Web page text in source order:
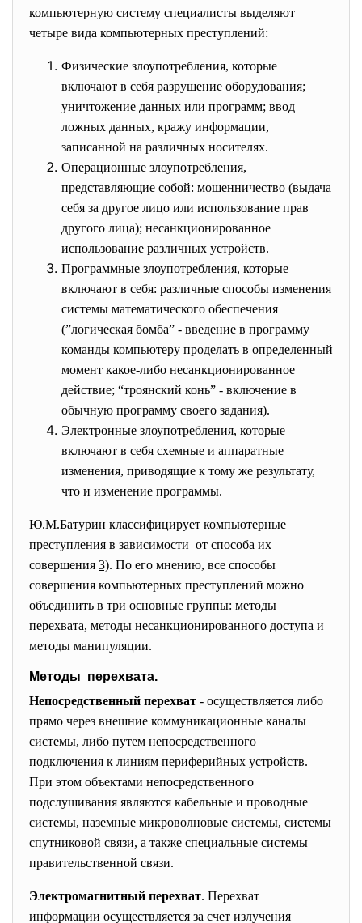
компьютерную систему специалисты выделяют
четыре вида компьютерных преступлений:
Физические злоупотребления, которые
включают в себя разрушение оборудования;
уничтожение данных или программ; ввод
ложных данных, кражу информации,
записанной на различных носителях.
Операционные злоупотребления,
представляющие собой: мошенничество (выдача
себя за другое лицо или использование прав
другого лица); несанкционированное
использование различных устройств.
Программные злоупотребления, которые
включают в себя: различные способы изменения
системы математического обеспечения
(”логическая бомба” - введение в программу
команды компьютеру проделать в определенный
момент какое-либо несанкционированное
действие; “троянский конь” - включение в
обычную программу своего задания).
Электронные злоупотребления, которые
включают в себя схемные и аппаратные
изменения, приводящие к тому же результату,
что и изменение программы.
Ю.М.Батурин классифицирует компьютерные
преступления в зависимости от способа их
совершения 3). По его мнению, все способы
совершения компьютерных преступлений можно
объединить в три основные группы: методы
перехвата, методы несанкционированного доступа и
методы манипуляции.
Методы перехвата.
Непосредственный перехват - осуществляется либо
прямо через внешние коммуникационные каналы
системы, либо путем непосредственного
подключения к линиям периферийных устройств.
При этом объектами непосредственного
подслушивания являются кабельные и проводные
системы, наземные микроволновые системы, системы
спутниковой связи, а также специальные системы
правительственной связи.
Электромагнитный перехват. Перехват
информации осуществляется за счет излучения